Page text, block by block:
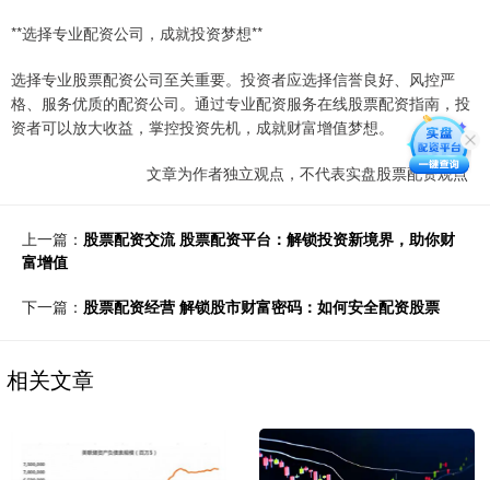
**选择专业配资公司，成就投资梦想**
选择专业股票配资公司至关重要。投资者应选择信誉良好、风控严
格、服务优质的配资公司。通过专业配资服务在线股票配资指南，投
资者可以放大收益，掌控投资先机，成就财富增值梦想。
文章为作者独立观点，不代表实盘股票配资观点
上一篇： 股票配资交流 股票配资平台：解锁投资新境界，助你财
富增值
下一篇： 股票配资经营 解锁股市财富密码：如何安全配资股票
相关文章